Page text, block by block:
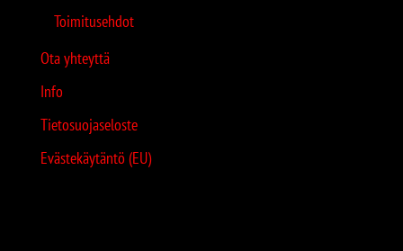
Toimitusehdot
Ota yhteyttä
Info
Tietosuojaseloste
Evästekäytäntö (EU)